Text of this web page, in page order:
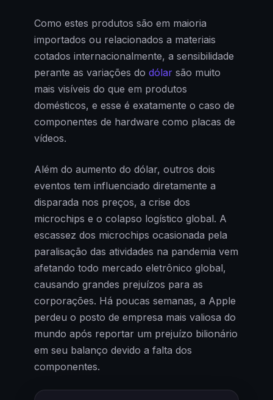
Como estes produtos são em maioria
importados ou relacionados a materiais
cotados internacionalmente, a sensibilidade
perante as variações do dólar são muito
mais visíveis do que em produtos
domésticos, e esse é exatamente o caso de
componentes de hardware como placas de
vídeos.
Além do aumento do dólar, outros dois
eventos tem influenciado diretamente a
disparada nos preços, a crise dos
microchips e o colapso logístico global. A
escassez dos microchips ocasionada pela
paralisação das atividades na pandemia vem
afetando todo mercado eletrônico global,
causando grandes prejuízos para as
corporações. Há poucas semanas, a Apple
perdeu o posto de empresa mais valiosa do
mundo após reportar um prejuízo bilionário
em seu balanço devido a falta dos
componentes.